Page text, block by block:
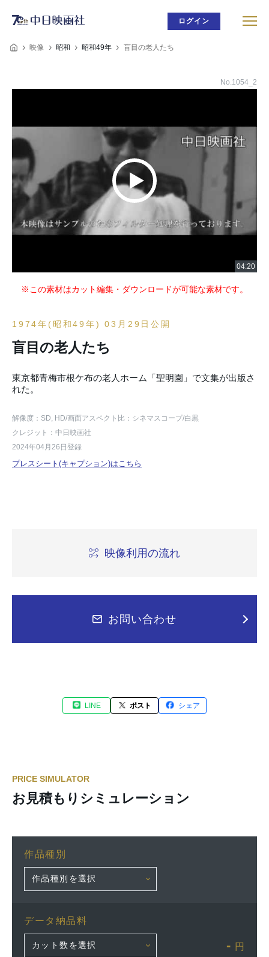
ログイン
映像 昭和 昭和49年 盲目の老人たち
No.1054_2
※この素材はカット編集・ダウンロードが可能な素材です。
1974年(昭和49年) 03月29日公開
盲目の老人たち
東京都青梅市根ケ布の老人ホーム「聖明園」で文集が出版さ
れた。
解像度：SD, HD/画面アスペクト比：シネマスコープ/白黒
クレジット：中日映画社
2024年04月26日登録
プレスシート(キャプション)はこちら
映像利用の流れ
お問い合わせ
LINE ポスト シェア
PRICE SIMULATOR
お見積もりシミュレーション
作品種別
データ納品料
- 円